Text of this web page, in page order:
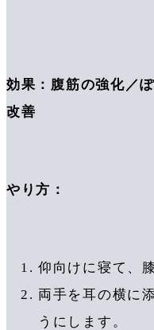
効果：腹筋の強化／
改善
やり方：
仰向けに寝て、
両手を耳の横に
うにします。